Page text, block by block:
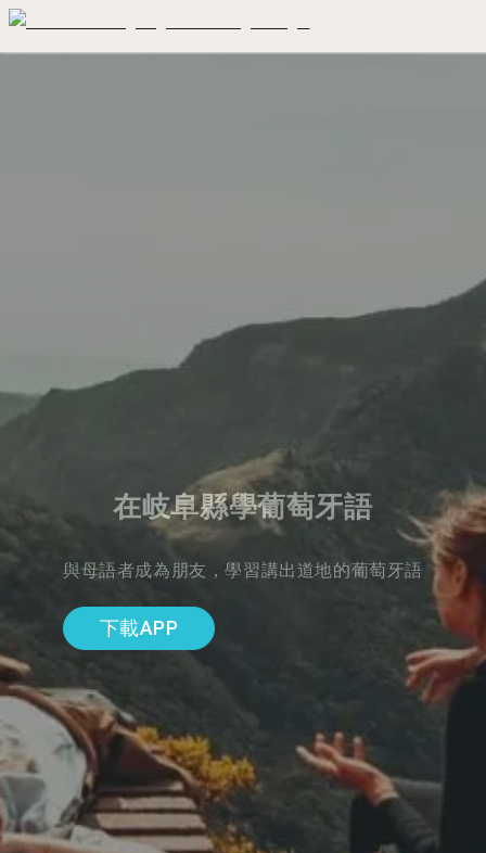
在岐阜縣學葡萄牙語
與母語者成為朋友，學習講出道地的葡萄牙語
下載APP